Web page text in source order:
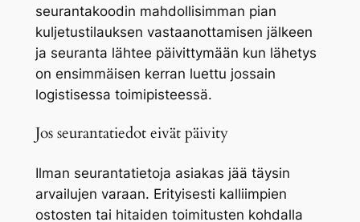
seurantakoodin mahdollisimman pian
kuljetustilauksen vastaanottamisen jälkeen
ja seuranta lähtee päivittymään kun lähetys
on ensimmäisen kerran luettu jossain
logistisessa toimipisteessä.
Jos seurantatiedot eivät päivity
Ilman seurantatietoja asiakas jää täysin
arvailujen varaan. Erityisesti kalliimpien
ostosten tai hitaiden toimitusten kohdalla